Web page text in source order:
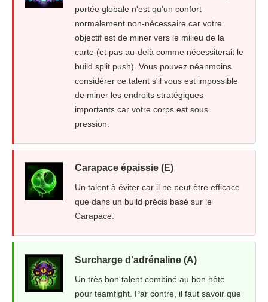
portée globale n'est qu'un confort
normalement non-nécessaire car votre
objectif est de miner vers le milieu de la
carte (et pas au-delà comme nécessiterait le
build split push). Vous pouvez néanmoins
considérer ce talent s'il vous est impossible
de miner les endroits stratégiques
importants car votre corps est sous
pression.
Carapace épaissie (E)
Un talent à éviter car il ne peut être efficace
que dans un build précis basé sur le
Carapace.
Surcharge d'adrénaline (A)
Un très bon talent combiné au bon hôte
pour teamfight. Par contre, il faut savoir que